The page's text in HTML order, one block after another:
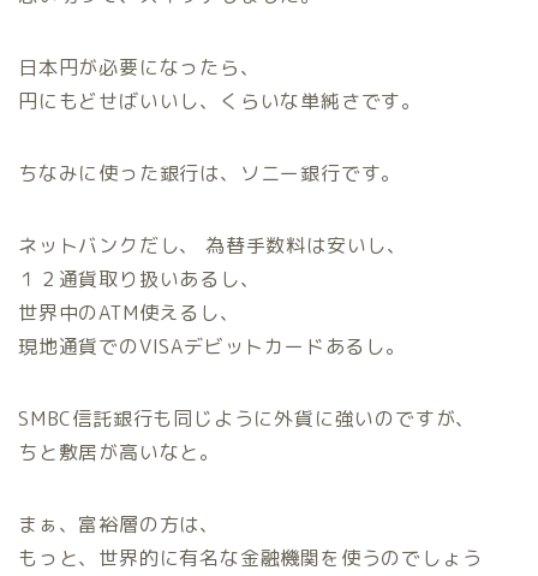
日本円が必要になったら、
円にもどせばいいし、くらいな単純さです。
ちなみに使った銀行は、ソニー銀行です。
ネットバンクだし、 為替手数料は安いし、
１２通貨取り扱いあるし、
世界中のATM使えるし、
現地通貨でのVISAデビットカードあるし。
SMBC信託銀行も同じように外貨に強いのですが、
ちと敷居が高いなと。
まぁ、富裕層の方は、
もっと、世界的に有名な金融機関を使うのでしょう